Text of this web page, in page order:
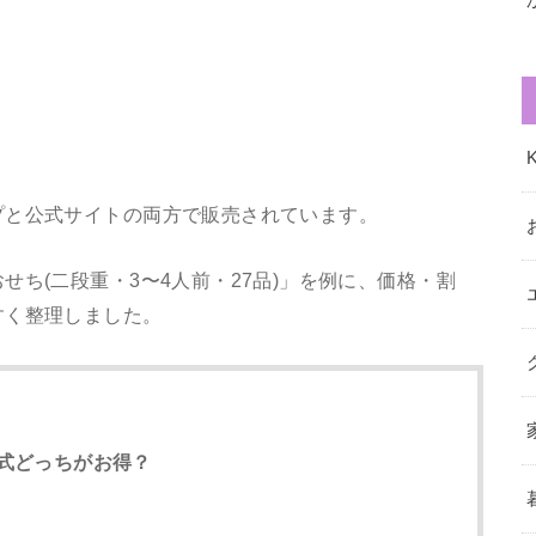
公式サイトの両方で販売されています。
ち(二段重・3〜4人前・27品)」を例に、価格・割
整理しました。
どっちがお得？